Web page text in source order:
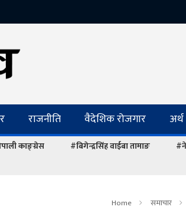
राजनीति वैदेशिक रोजगार अर्थ
काङ्ग्रेस #बिगेन्द्रसिंह वाईबा तामाङ
Home समाचार